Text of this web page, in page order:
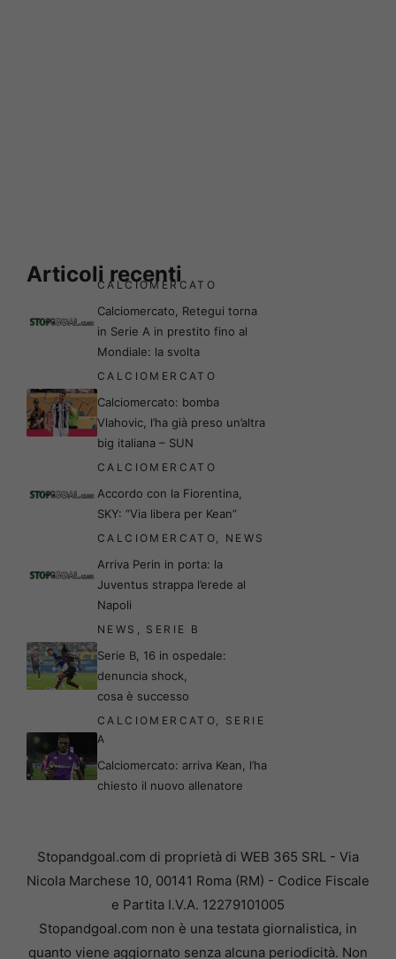
Articoli recenti
CALCIOMERCATO
Calciomercato, Retegui torna
in Serie A in prestito fino al
Mondiale: la svolta
CALCIOMERCATO
Calciomercato: bomba
Vlahovic, l’ha già preso un’altra
big italiana – SUN
CALCIOMERCATO
Accordo con la Fiorentina,
SKY: “Via libera per Kean”
CALCIOMERCATO, NEWS
Arriva Perin in porta: la
Juventus strappa l’erede al
Napoli
NEWS , SERIE B
Serie B, 16 in ospedale:
denuncia shock,
cosa è successo
CALCIOMERCATO, SERIE
A
Calciomercato: arriva Kean, l’ha
chiesto il nuovo allenatore
Stopandgoal.com di proprietà di WEB 365 SRL - Via
Nicola Marchese 10, 00141 Roma (RM) - Codice Fiscale
e Partita I.V.A. 12279101005
Stopandgoal.com non è una testata giornalistica, in
quanto viene aggiornato senza alcuna periodicità. Non